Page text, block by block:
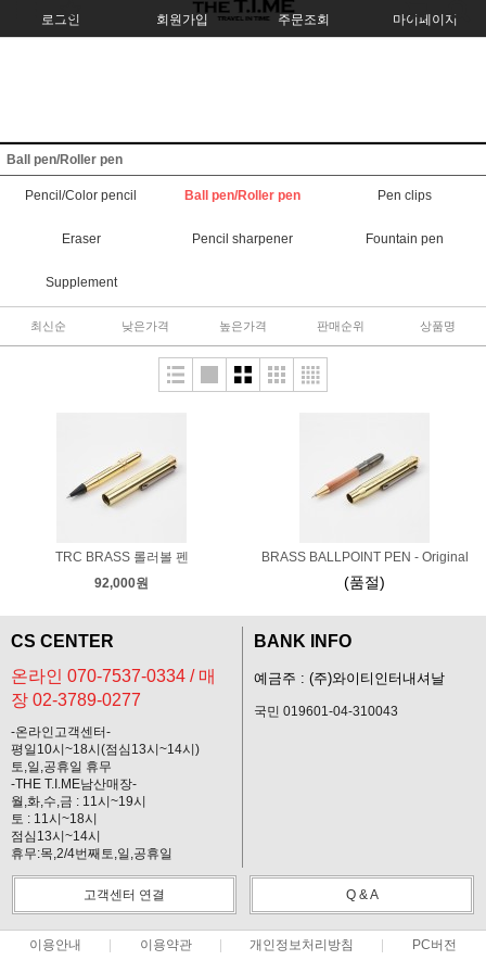
로그인 회원가입 주문조회 마이페이지
Ball pen/Roller pen
Pencil/Color pencil Ball pen/Roller pen Pen clips
Eraser Pencil sharpener Fountain pen
Supplement
최신순 낮은가격 높은가격 판매순위 상품명
TRC BRASS 롤러볼 펜
92,000원
BRASS BALLPOINT PEN - Original
(품절)
CS CENTER
온라인 070-7537-0334 / 매
장 02-3789-0277
-온라인고객센터-
평일10시~18시(점심13시~14시)
토,일,공휴일 휴무
-THE T.I.ME남산매장-
월,화,수,금 : 11시~19시
토 : 11시~18시
점심13시~14시
휴무:목,2/4번째토,일,공휴일
BANK INFO
예금주 : (주)와이티인터내셔날
국민 019601-04-310043
고객센터 연결 Q & A
이용안내 이용약관 개인정보처리방침 PC버전